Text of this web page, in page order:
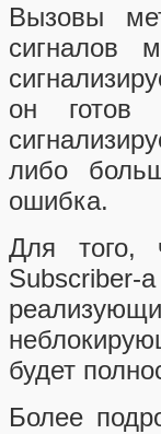
Вызовы
сигналов
он готов
либо
ошибка.
Для того,
будет
Более